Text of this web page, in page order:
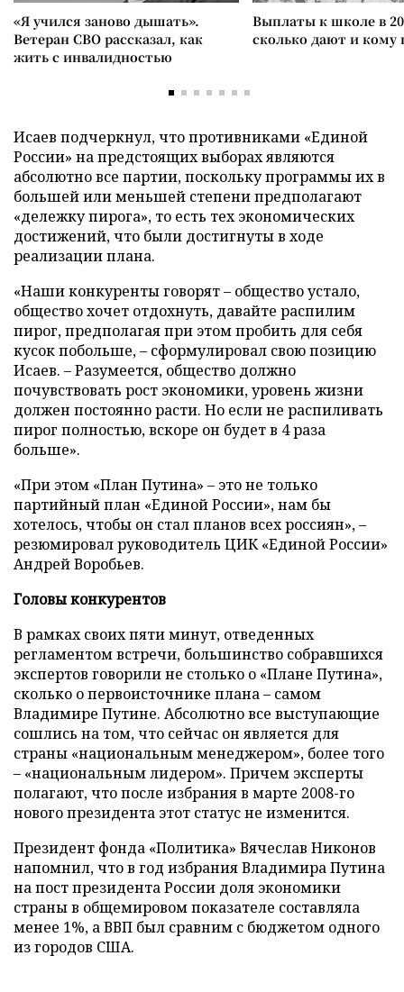
«Я учился заново дышать».
Ветеран СВО рассказал, как
жить с инвалидностью
Выплаты к школе в
сколько дают и
Исаев подчеркнул, что противниками «Единой
России» на предстоящих выборах являются
абсолютно все партии, поскольку программы их в
большей или меньшей степени предполагают
«дележку пирога», то есть тех экономических
достижений, что были достигнуты в ходе
реализации плана.
«Наши конкуренты говорят – общество устало,
общество хочет отдохнуть, давайте распилим
пирог, предполагая при этом пробить для себя
кусок побольше, – сформулировал свою позицию
Исаев. – Разумеется, общество должно
почувствовать рост экономики, уровень жизни
должен постоянно расти. Но если не распиливать
пирог полностью, вскоре он будет в 4 раза
больше».
«При этом «План Путина» – это не только
партийный план «Единой России», нам бы
хотелось, чтобы он стал планов всех россиян», –
резюмировал руководитель ЦИК «Единой России»
Андрей Воробьев.
Головы конкурентов
В рамках своих пяти минут, отведенных
регламентом встречи, большинство собравшихся
экспертов говорили не столько о «Плане Путина»,
сколько о первоисточнике плана – самом
Владимире Путине. Абсолютно все выступающие
сошлись на том, что сейчас он является для
страны «национальным менеджером», более того
– «национальным лидером». Причем эксперты
полагают, что после избрания в марте 2008-го
нового президента этот статус не изменится.
Президент фонда «Политика» Вячеслав Никонов
напомнил, что в год избрания Владимира Путина
на пост президента России доля экономики
страны в общемировом показателе составляла
менее 1%, а ВВП был сравним с бюджетом одного
из городов США.